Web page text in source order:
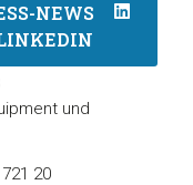
NEWS
und
20